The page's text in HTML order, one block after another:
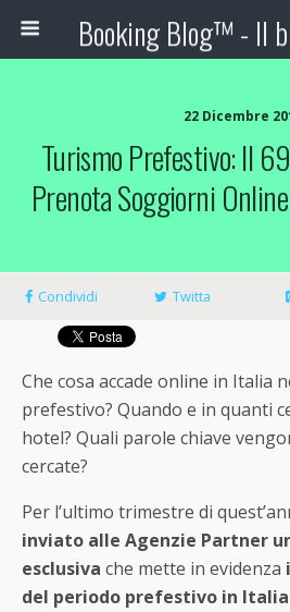
22 Dicembre
Turismo Prefestivo: Il
Prenota Soggiorni
Condividi Twitta
Che cosa accade online in Italia
prefestivo? Quando e in quanti
hotel? Quali parole chiave
cercate?
Per l’ultimo trimestre di
inviato alle Agenzie Partner
esclusiva che mette in evidenza
del periodo prefestivo in Italia